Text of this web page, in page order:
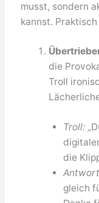
musst, sondern
kannst.
die
Troll
Troll:
die
gleich